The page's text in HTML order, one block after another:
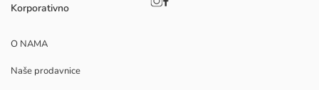
Korporativno
O NAMA
Naše prodavnice